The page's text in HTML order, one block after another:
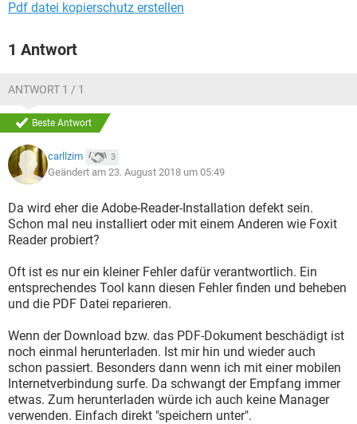
Pdf datei kopierschutz erstellen
1 Antwort
ANTWORT 1 / 1
Beste Antwort
carllzim 3
Geändert am 23. August 2018 um 05:49
Da wird eher die Adobe-Reader-Installation defekt sein.
Schon mal neu installiert oder mit einem Anderen wie Foxit
Reader probiert?
Oft ist es nur ein kleiner Fehler dafür verantwortlich. Ein
entsprechendes Tool kann diesen Fehler finden und beheben
und die PDF Datei reparieren.
Wenn der Download bzw. das PDF-Dokument beschädigt ist
noch einmal herunterladen. Ist mir hin und wieder auch
schon passiert. Besonders dann wenn ich mit einer mobilen
Internetverbindung surfe. Da schwangt der Empfang immer
etwas. Zum herunterladen würde ich auch keine Manager
verwenden. Einfach direkt "speichern unter".